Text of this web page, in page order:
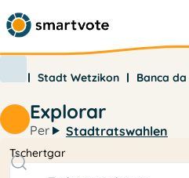
Stadt Wetzikon Banca
Explorar
Per Stadtratswahlen
Tschertgar